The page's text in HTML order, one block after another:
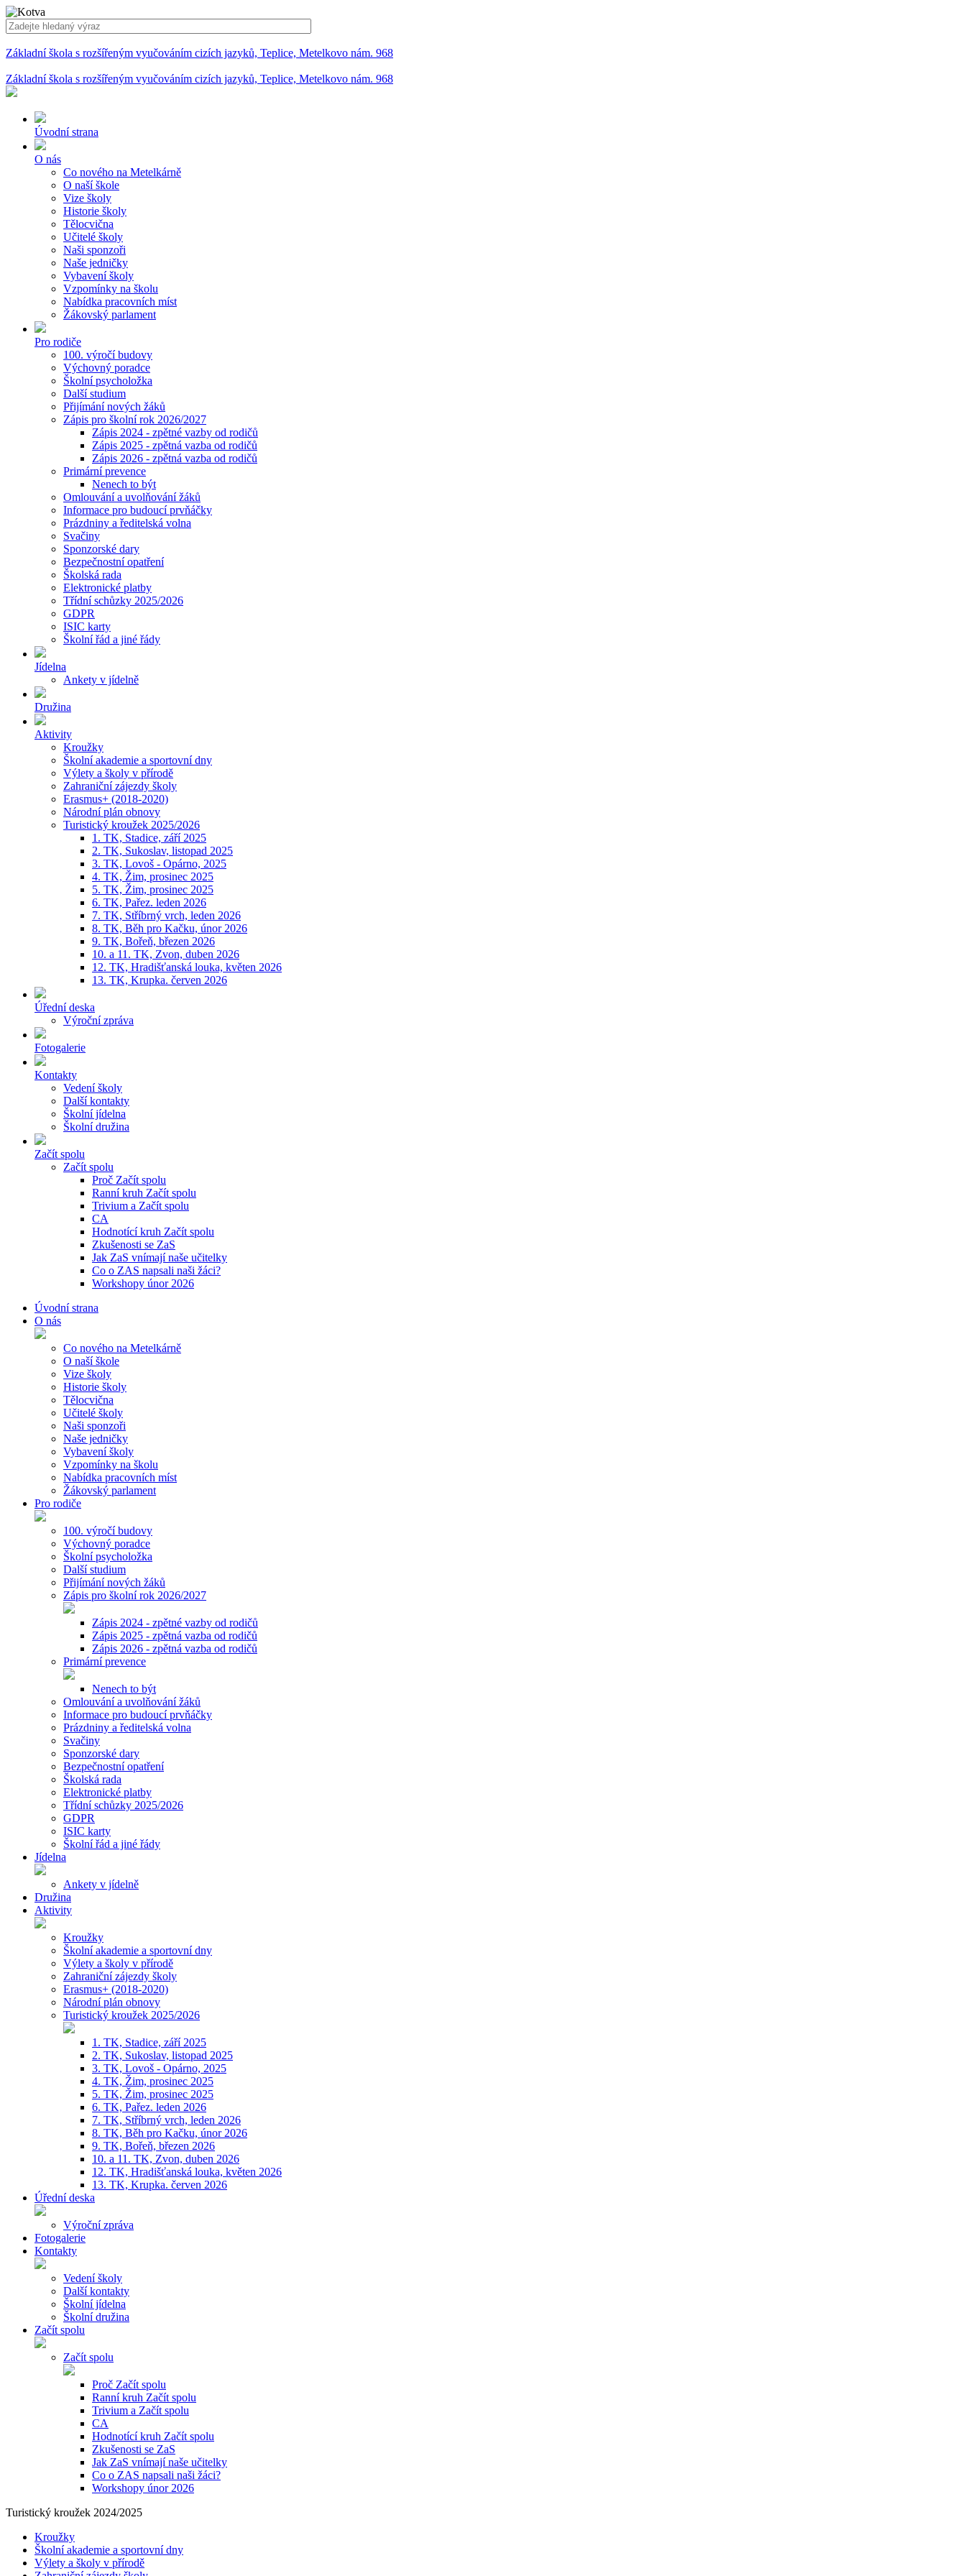
Základní škola s rozšířeným vyučováním cizích jazyků, Teplice, Metelkovo nám. 968
Základní škola s rozšířeným vyučováním cizích jazyků, Teplice, Metelkovo nám. 968
Úvodní strana
O nás
Co nového na Metelkárně
O naší škole
Vize školy
Historie školy
Tělocvična
Učitelé školy
Naši sponzoři
Naše jedničky
Vybavení školy
Vzpomínky na školu
Nabídka pracovních míst
Žákovský parlament
Pro rodiče
100. výročí budovy
Výchovný poradce
Školní psycholožka
Další studium
Přijímání nových žáků
Zápis pro školní rok 2026/2027
Zápis 2024 - zpětné vazby od rodičů
Zápis 2025 - zpětná vazba od rodičů
Zápis 2026 - zpětná vazba od rodičů
Primární prevence
Nenech to být
Omlouvání a uvolňování žáků
Informace pro budoucí prvňáčky
Prázdniny a ředitelská volna
Svačiny
Sponzorské dary
Bezpečnostní opatření
Školská rada
Elektronické platby
Třídní schůzky 2025/2026
GDPR
ISIC karty
Školní řád a jiné řády
Jídelna
Ankety v jídelně
Družina
Aktivity
Kroužky
Školní akademie a sportovní dny
Výlety a školy v přírodě
Zahraniční zájezdy školy
Erasmus+ (2018-2020)
Národní plán obnovy
Turistický kroužek 2025/2026
1. TK, Stadice, září 2025
2. TK, Sukoslav, listopad 2025
3. TK, Lovoš - Opárno, 2025
4. TK, Žim, prosinec 2025
5. TK, Žim, prosinec 2025
6. TK, Pařez. leden 2026
7. TK, Stříbrný vrch, leden 2026
8. TK, Běh pro Kačku, únor 2026
9. TK, Bořeň, březen 2026
10. a 11. TK, Zvon, duben 2026
12. TK, Hradišťanská louka, květen 2026
13. TK, Krupka. červen 2026
Úřední deska
Výroční zpráva
Fotogalerie
Kontakty
Vedení školy
Další kontakty
Školní jídelna
Školní družina
Začít spolu
Začít spolu
Proč Začít spolu
Ranní kruh Začít spolu
Trivium a Začít spolu
CA
Hodnotící kruh Začít spolu
Zkušenosti se ZaS
Jak ZaS vnímají naše učitelky
Co o ZAS napsali naši žáci?
Workshopy únor 2026
Úvodní strana
O nás
Co nového na Metelkárně
O naší škole
Vize školy
Historie školy
Tělocvična
Učitelé školy
Naši sponzoři
Naše jedničky
Vybavení školy
Vzpomínky na školu
Nabídka pracovních míst
Žákovský parlament
Pro rodiče
100. výročí budovy
Výchovný poradce
Školní psycholožka
Další studium
Přijímání nových žáků
Zápis pro školní rok 2026/2027
Zápis 2024 - zpětné vazby od rodičů
Zápis 2025 - zpětná vazba od rodičů
Zápis 2026 - zpětná vazba od rodičů
Primární prevence
Nenech to být
Omlouvání a uvolňování žáků
Informace pro budoucí prvňáčky
Prázdniny a ředitelská volna
Svačiny
Sponzorské dary
Bezpečnostní opatření
Školská rada
Elektronické platby
Třídní schůzky 2025/2026
GDPR
ISIC karty
Školní řád a jiné řády
Jídelna
Ankety v jídelně
Družina
Aktivity
Kroužky
Školní akademie a sportovní dny
Výlety a školy v přírodě
Zahraniční zájezdy školy
Erasmus+ (2018-2020)
Národní plán obnovy
Turistický kroužek 2025/2026
1. TK, Stadice, září 2025
2. TK, Sukoslav, listopad 2025
3. TK, Lovoš - Opárno, 2025
4. TK, Žim, prosinec 2025
5. TK, Žim, prosinec 2025
6. TK, Pařez. leden 2026
7. TK, Stříbrný vrch, leden 2026
8. TK, Běh pro Kačku, únor 2026
9. TK, Bořeň, březen 2026
10. a 11. TK, Zvon, duben 2026
12. TK, Hradišťanská louka, květen 2026
13. TK, Krupka. červen 2026
Úřední deska
Výroční zpráva
Fotogalerie
Kontakty
Vedení školy
Další kontakty
Školní jídelna
Školní družina
Začít spolu
Začít spolu
Proč Začít spolu
Ranní kruh Začít spolu
Trivium a Začít spolu
CA
Hodnotící kruh Začít spolu
Zkušenosti se ZaS
Jak ZaS vnímají naše učitelky
Co o ZAS napsali naši žáci?
Workshopy únor 2026
Turistický kroužek 2024/2025
Kroužky
Školní akademie a sportovní dny
Výlety a školy v přírodě